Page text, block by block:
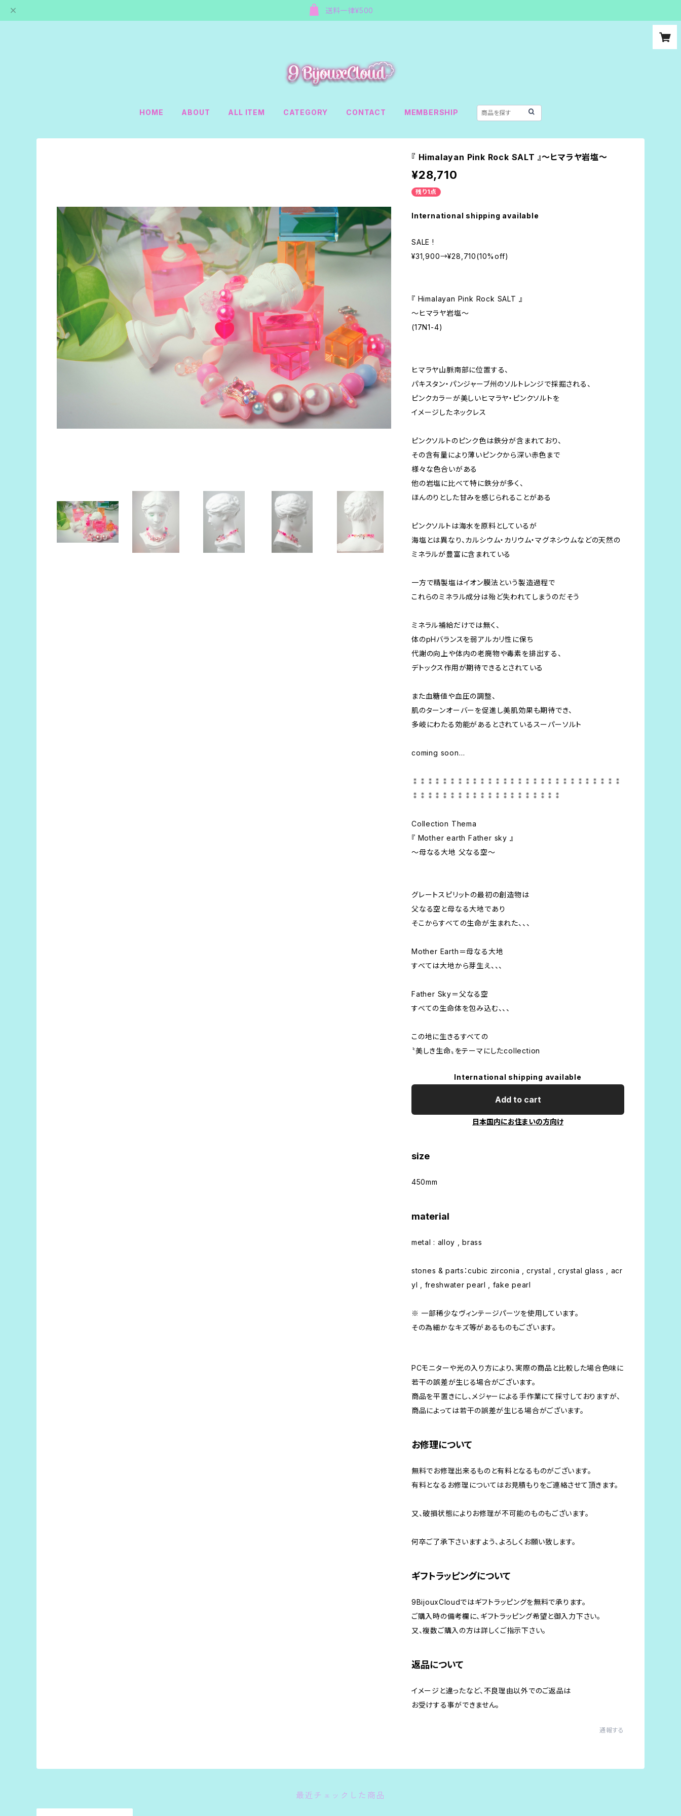
送料一律¥500
HOME ABOUT ALL ITEM CATEGORY CONTACT MEMBERSHIP
『 Himalayan Pink Rock SALT 』〜ヒマラヤ岩塩〜
¥28,710
残り1点
International shipping available
SALE !
¥31,900→¥28,710(10%off)
『 Himalayan Pink Rock SALT 』
〜ヒマラヤ岩塩〜
(17N1-4)
ヒマラヤ山脈南部に位置する、
パキスタン・パンジャーブ州のソルトレンジで採掘される、
ピンクカラーが美しいヒマラヤ・ピンクソルトを
イメージしたネックレス
ピンクソルトのピンク色は鉄分が含まれており、
その含有量により薄いピンクから深い赤色まで
様々な色合いがある
他の岩塩に比べて特に鉄分が多く、
ほんのりとした甘みを感じられることがある
ピンクソルトは海水を原料としているが
海塩とは異なり、カルシウム・カリウム・マグネシウムなどの天然の
ミネラルが豊富に含まれている
一方で精製塩はイオン膜法という製造過程で
これらのミネラル成分は殆ど失われてしまうのだそう
ミネラル補給だけでは無く、
体のpHバランスを弱アルカリ性に保ち
代謝の向上や体内の老廃物や毒素を排出する、
デトックス作用が期待できるとされている
また血糖値や血圧の調整、
肌のターンオーバーを促進し美肌効果も期待でき、
多岐にわたる効能があるとされているスーパーソルト
coming soon…
⁑⁑⁑⁑⁑⁑⁑⁑⁑⁑⁑⁑⁑⁑⁑⁑⁑⁑⁑⁑⁑⁑⁑⁑⁑⁑⁑⁑
⁑⁑⁑⁑⁑⁑⁑⁑⁑⁑⁑⁑⁑⁑⁑⁑⁑⁑⁑⁑
Collection Thema
『 Mother earth Father sky 』
〜母なる大地 父なる空〜
グレートスピリットの最初の創造物は
父なる空と母なる大地であり
そこからすべての生命が生まれた、、、
Mother Earth＝母なる大地
すべては大地から芽生え、、、
Father Sky＝父なる空
すべての生命体を包み込む、、、
この地に生きるすべての
〝美しき生命〟をテーマにしたcollection
International shipping available
Add to cart
日本国内にお住まいの方向け
size
450mm
material
metal : alloy , brass
stones & parts：cubic zirconia , crystal , crystal glass , acr
yl , freshwater pearl , fake pearl
※ 一部稀少なヴィンテージパーツを使用しています。
その為細かなキズ等があるものもございます。
PCモニターや光の入り方により、実際の商品と比較した場合色味に
若干の誤差が生じる場合がございます。
商品を平置きにし、メジャーによる手作業にて採寸しておりますが、
商品によっては若干の誤差が生じる場合がございます。
お修理について
無料でお修理出来るものと有料となるものがございます。
有料となるお修理についてはお見積もりをご連絡させて頂きます。
又、破損状態によりお修理が不可能のものもございます。
何卒ご了承下さいますよう、よろしくお願い致します。
ギフトラッピングについて
9BijouxCloudではギフトラッピングを無料で承ります。
ご購入時の備考欄に、ギフトラッピング希望と御入力下さい。
又、複数ご購入の方は詳しくご指示下さい。
返品について
イメージと違ったなど、不良理由以外でのご返品は
お受けする事ができません。
通報する
最近チェックした商品